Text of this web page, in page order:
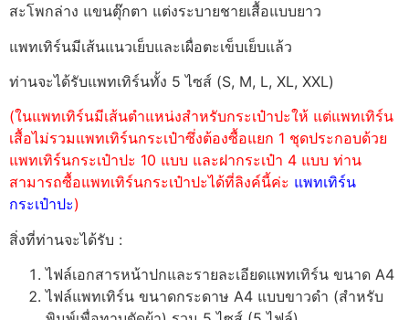
สะโพกล่าง แขนตุ๊กตา แต่งระบายชายเสื้อแบบยาว
แพทเทิร์นมีเส้นแนวเย็บและเผื่อตะเข็บเย็บแล้ว
ท่านจะได้รับแพทเทิร์นทั้ง 5 ไซส์ (S, M, L, XL, XXL)
(ในแพทเทิร์นมีเส้นตำแหน่งสำหรับกระเป๋าปะให้ แต่แพทเทิร์น
เสื้อไม่รวมแพทเทิร์นกระเป๋าซึ่งต้องซื้อแยก 1 ชุดประกอบด้วย
แพทเทิร์นกระเป๋าปะ 10 แบบ และฝากระเป๋า 4 แบบ ท่าน
สามารถซื้อแพทเทิร์นกระเป๋าปะได้ที่ลิงค์นี้ค่ะ แพทเทิร์น
กระเป๋าปะ)
สิ่งที่ท่านจะได้รับ :
ไฟล์เอกสารหน้าปกและรายละเอียดแพทเทิร์น ขนาด A4
ไฟล์แพทเทิร์น ขนาดกระดาษ A4 แบบขาวดำ (สำหรับ